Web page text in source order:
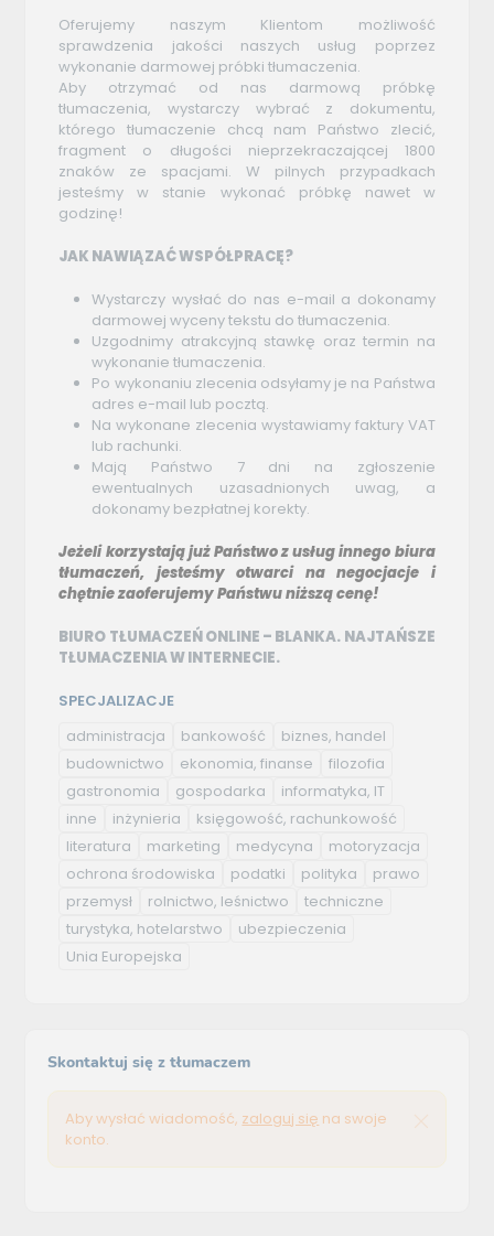
Oferujemy naszym Klientom możliwość
sprawdzenia jakości naszych usług poprzez
wykonanie darmowej próbki tłumaczenia.
Aby otrzymać od nas darmową próbkę
tłumaczenia, wystarczy wybrać z dokumentu,
którego tłumaczenie chcą nam Państwo zlecić,
fragment o długości nieprzekraczającej 1800
znaków ze spacjami. W pilnych przypadkach
jesteśmy w stanie wykonać próbkę nawet w
godzinę!
JAK NAWIĄZAĆ WSPÓŁPRACĘ?
Wystarczy wysłać do nas e-mail a dokonamy
darmowej wyceny tekstu do tłumaczenia.
Uzgodnimy atrakcyjną stawkę oraz termin na
wykonanie tłumaczenia.
Po wykonaniu zlecenia odsyłamy je na Państwa
adres e-mail lub pocztą.
Na wykonane zlecenia wystawiamy faktury VAT
lub rachunki.
Mają Państwo 7 dni na zgłoszenie
ewentualnych uzasadnionych uwag, a
dokonamy bezpłatnej korekty.
Jeżeli korzystają już Państwo z usług innego biura
tłumaczeń, jesteśmy otwarci na negocjacje i
chętnie zaoferujemy Państwu niższą cenę!
BIURO TŁUMACZEŃ ONLINE – BLANKA. NAJTAŃSZE
TŁUMACZENIA W INTERNECIE.
SPECJALIZACJE
administracja
bankowość
biznes, handel
budownictwo
ekonomia, finanse
filozofia
gastronomia
gospodarka
informatyka, IT
inne
inżynieria
księgowość, rachunkowość
literatura
marketing medycyna
motoryzacja
ochrona środowiska
podatki polityka
prawo
przemysł
rolnictwo, leśnictwo
techniczne
turystyka, hotelarstwo
ubezpieczenia
Unia Europejska
Skontaktuj się z tłumaczem
Aby wysłać wiadomość, zaloguj się na swoje
konto.